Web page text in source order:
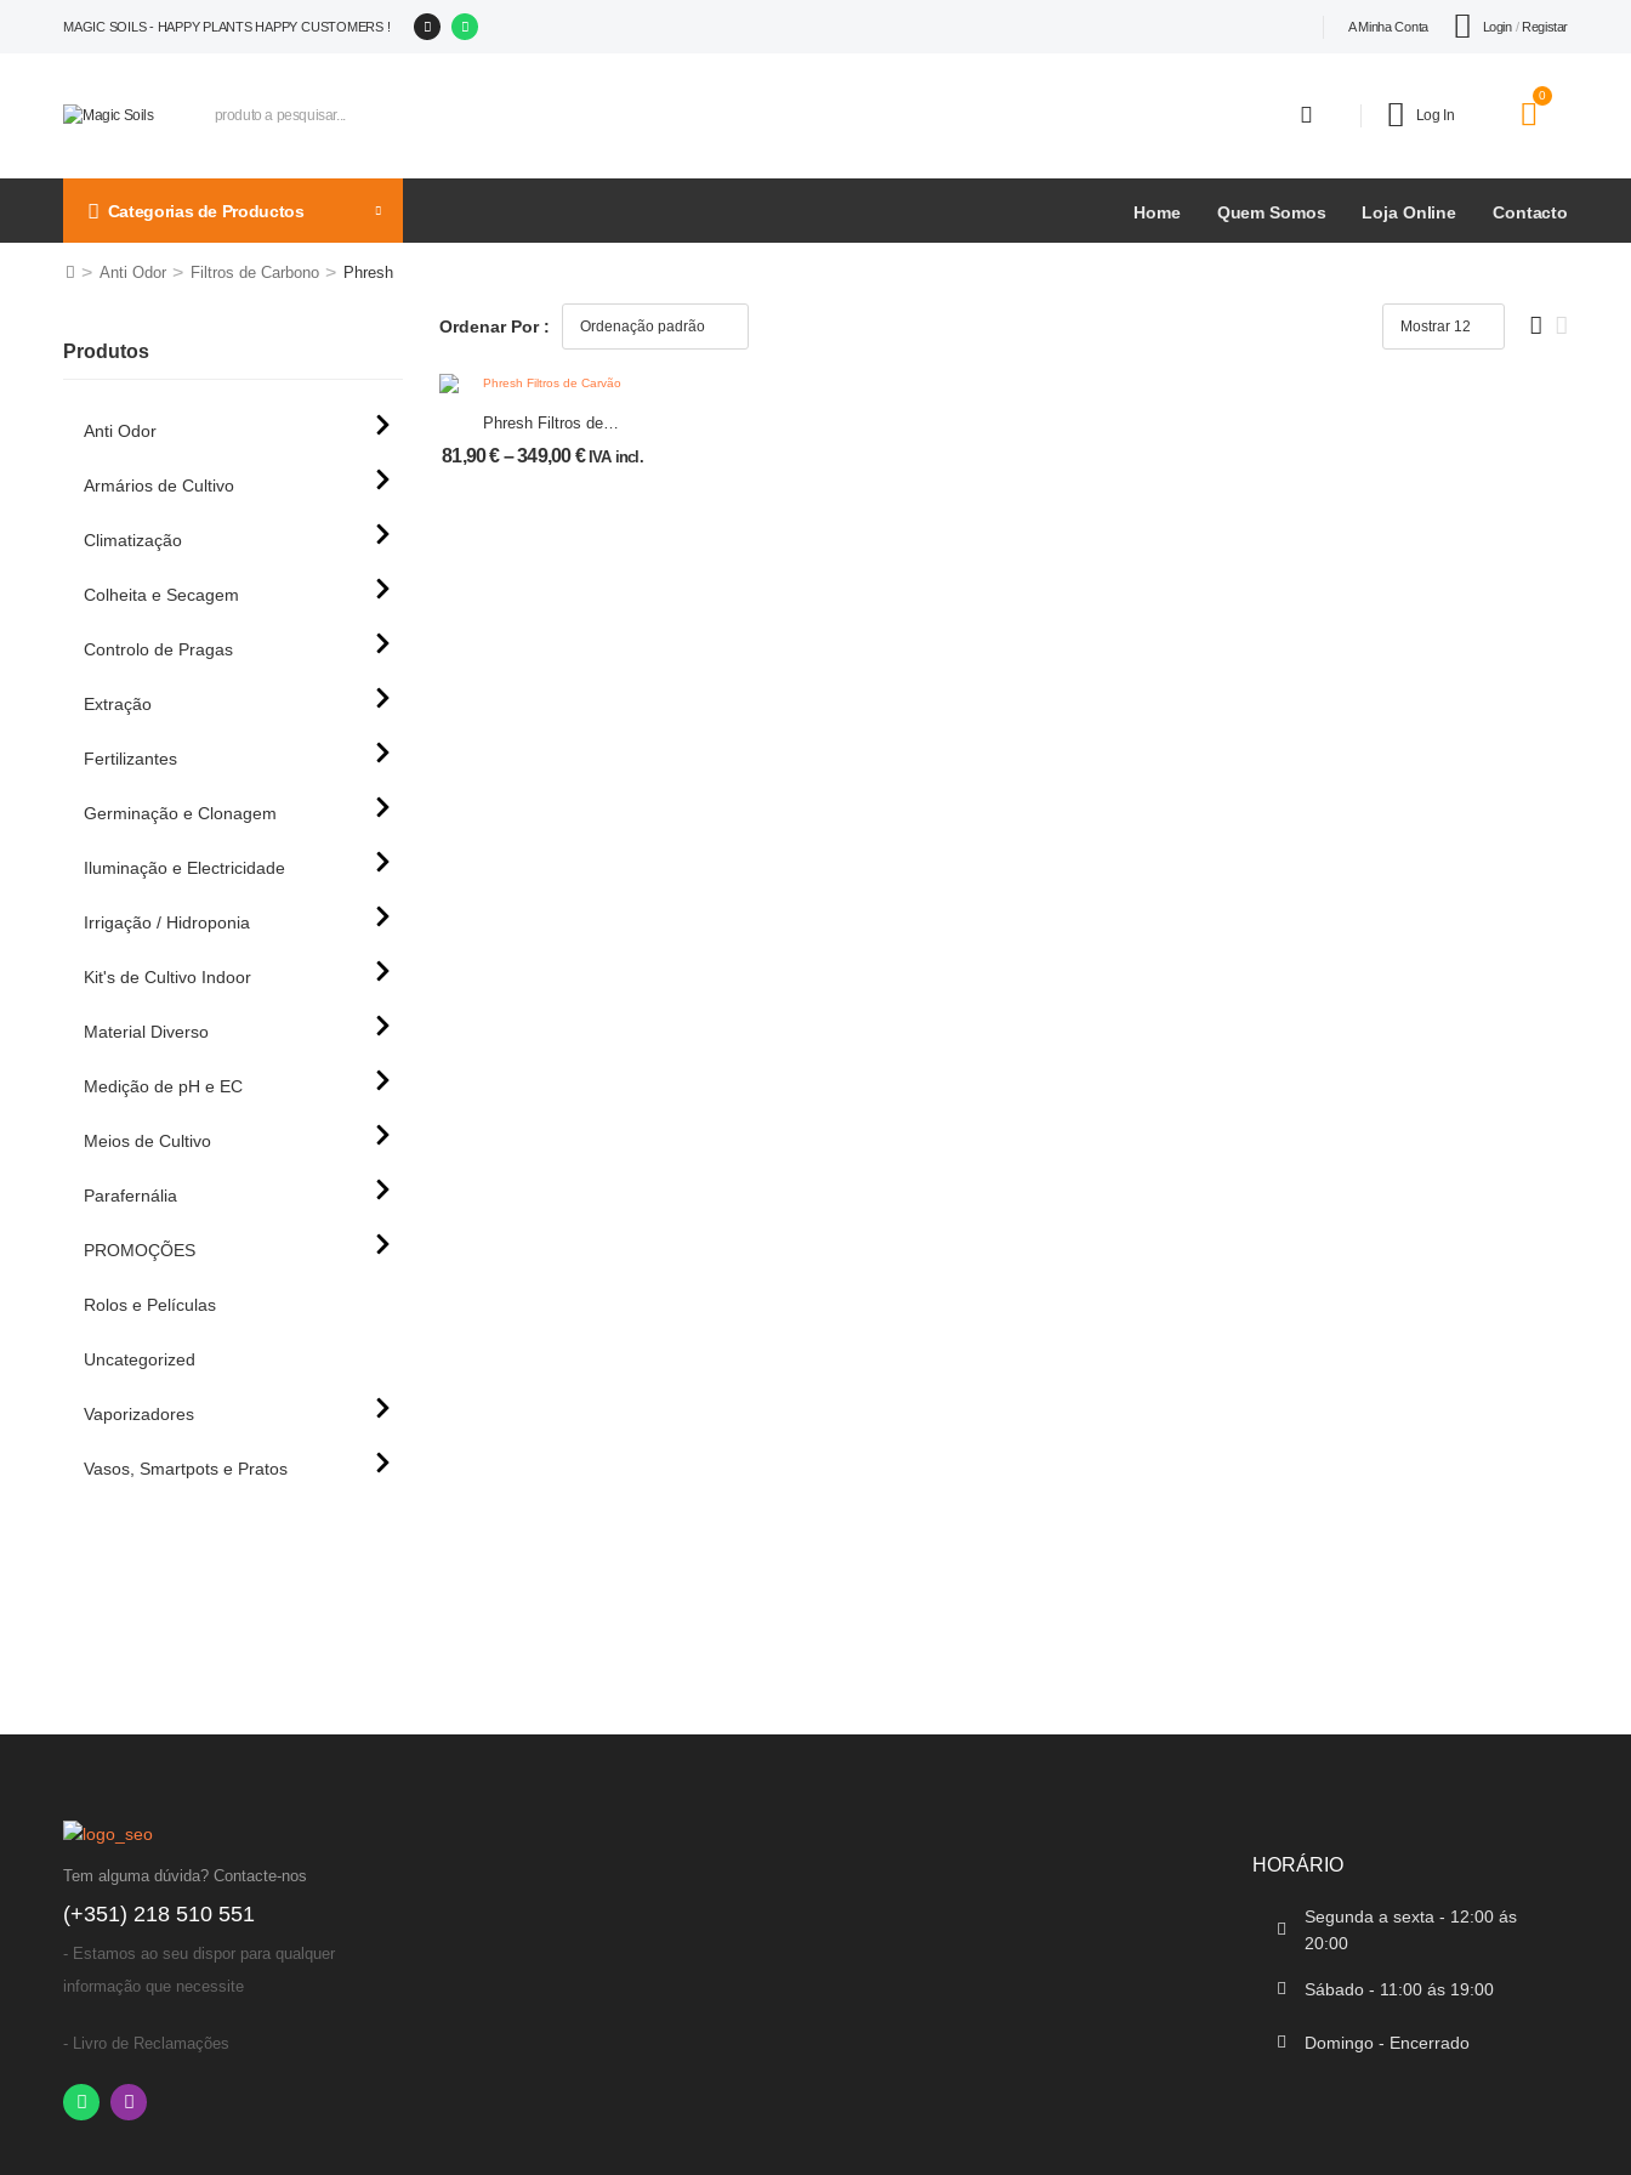
MAGIC SOILS - HAPPY PLANTS HAPPY CUSTOMERS ! A Minha Conta Login / Registar
Log In
0
Categorias de Productos Home Quem Somos Loja Online Contacto
> Anti Odor > Filtros de Carbono > Phresh
Produtos
Anti Odor
Armários de Cultivo
Climatização
Colheita e Secagem
Controlo de Pragas
Extração
Fertilizantes
Germinação e Clonagem
Iluminação e Electricidade
Irrigação / Hidroponia
Kit's de Cultivo Indoor
Material Diverso
Medição de pH e EC
Meios de Cultivo
Parafernália
PROMOÇÕES
Rolos e Películas
Uncategorized
Vaporizadores
Vasos, Smartpots e Pratos
Ordenar Por :
Phresh Filtros de
Carvão
81,90€ –349,00€ IVA incl.
Tem alguma dúvida? Contacte-nos
(+351) 218 510 551
- Estamos ao seu dispor para qualquer
informação que necessite
- Livro de Reclamações
HORÁRIO
Segunda a sexta - 12:00 ás
20:00
Sábado - 11:00 ás 19:00
Domingo - Encerrado